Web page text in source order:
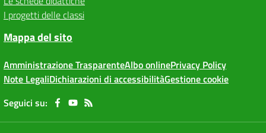
I progetti delle classi
Mappa del sito
Amministrazione TrasparenteAlbo onlinePrivacy Policy
Note LegaliDichiarazioni di accessibilitàGestione cookie
Seguici su: